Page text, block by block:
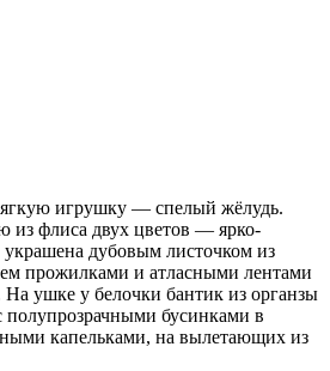
игрушку — спелый жёлудь.
из флиса двух цветов — ярко-
дубовым листочком из
прожилками и атласными лентами
На ушке у белочки бантик из органзы
полупрозрачными бусинками в
капельками, на вылетающих из